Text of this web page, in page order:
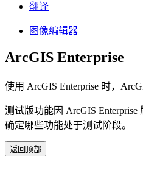
翻译
图像编辑器
ArcGIS Enterprise
使用 ArcGIS Enterprise 时，
测试版功能因 ArcGIS
确定哪些功能处于测试阶段。
返回顶部